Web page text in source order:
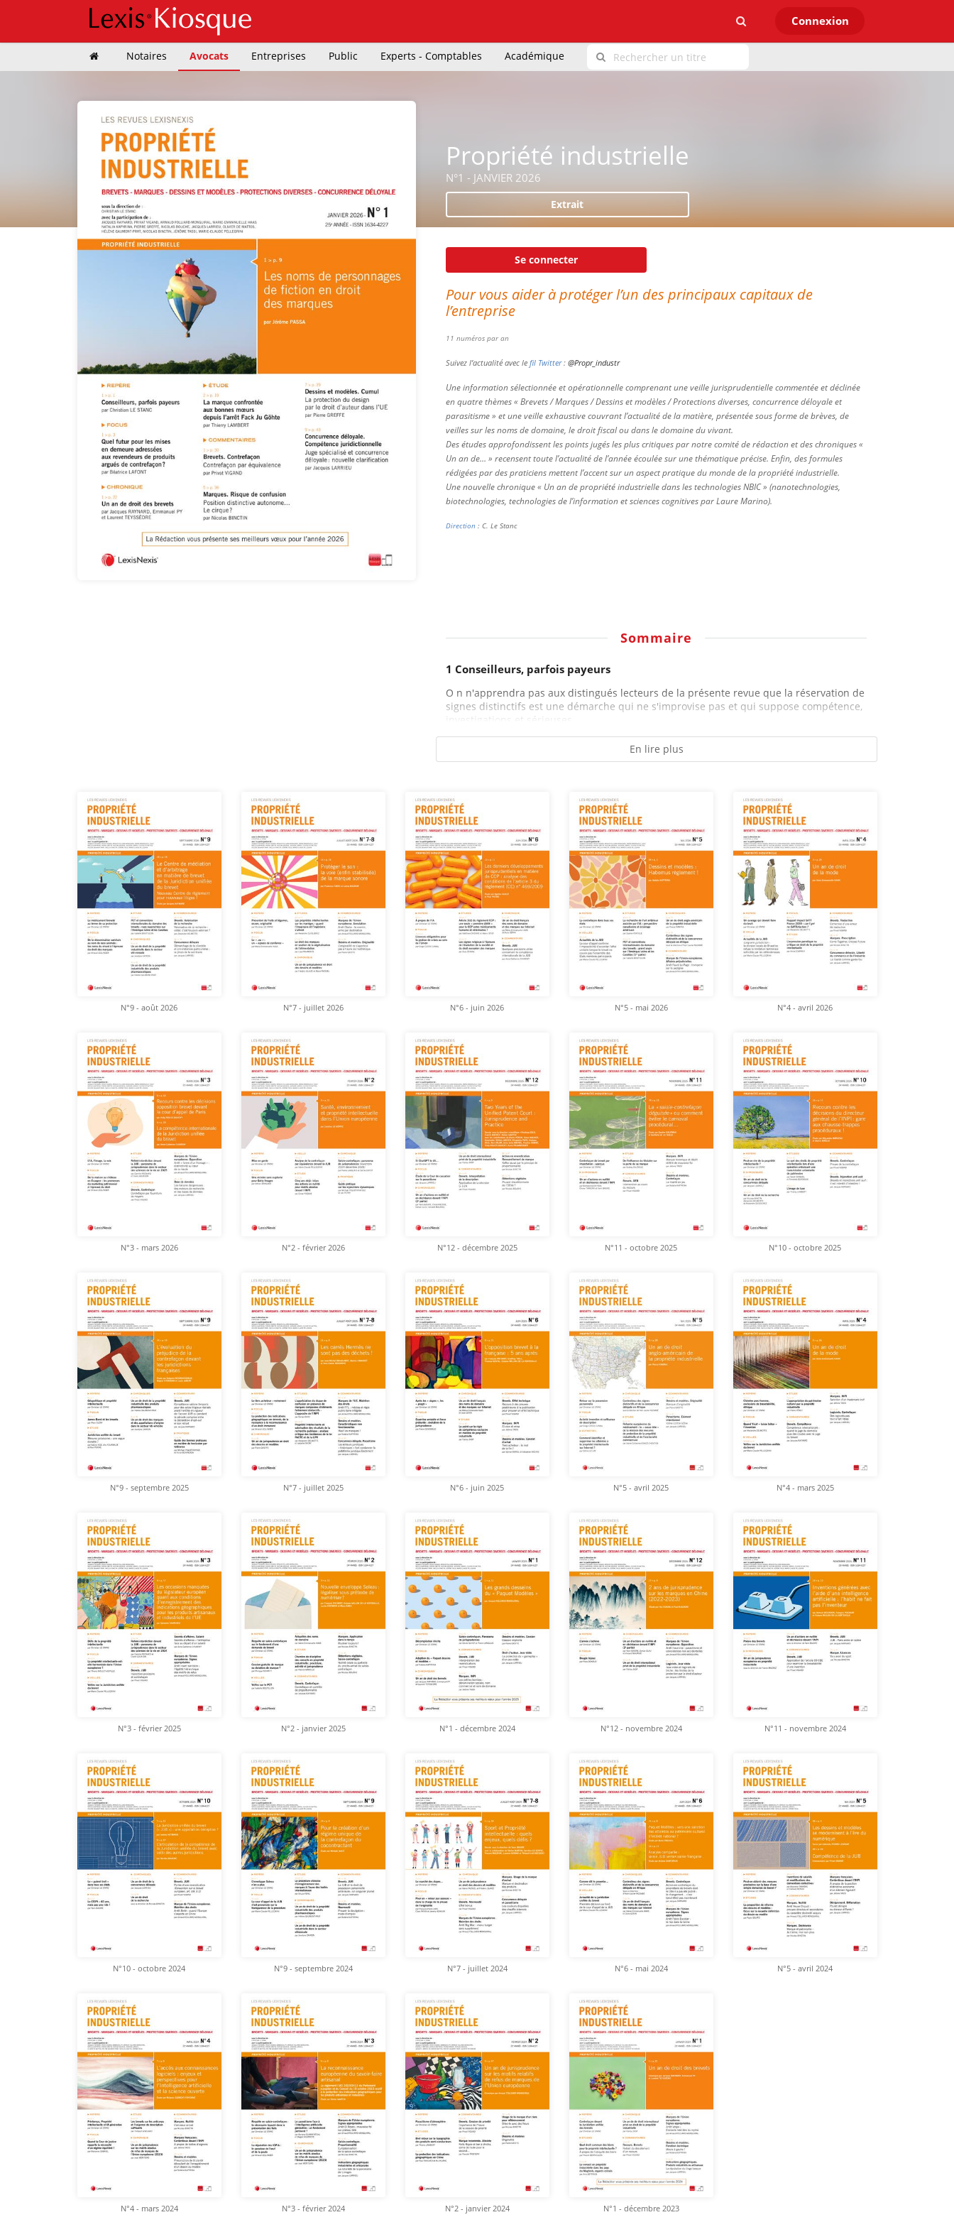
Connexion
Notaires Avocats Entreprises Public Experts - Comptables Académique
Propriété industrielle
N°1 - JANVIER 2026
Extrait
Se connecter
Pour vous aider à protéger l’un des principaux capitaux de
l’entreprise
11 numéros par an
Suivez l’actualité avec lefil Twitter: @Propr_industr
Une information sélectionnée et opérationnelle comprenant une veille jurisprudentielle commentée et déclinée
en quatre thèmes « Brevets / Marques / Dessins et modèles / Protections diverses, concurrence déloyale et
parasitisme » et une veille exhaustive couvrant l’actualité de la matière, présentée sous forme de brèves, de
veilles sur les noms de domaine, le droit fiscal ou dans le domaine du vivant.
Des études approfondissent les points jugés les plus critiques par notre comité de rédaction et des chroniques «
Un an de… » recensent toute l’actualité de l’année écoulée sur une thématique précise. Enfin, des formules
rédigées par des praticiens mettent l’accent sur un aspect pratique du monde de la propriété industrielle.
Une nouvelle chronique « Un an de propriété industrielle dans les technologies NBIC » (nanotechnologies,
biotechnologies, technologies de l’information et sciences cognitives par Laure Marino).
Direction: C. Le Stanc
Sommaire
1 Conseilleurs, parfois payeurs
O n n'apprendra pas aux distingués lecteurs de la présente revue que la réservation de
signes distinctifs est une démarche qui ne s'improvise pas et qui suppose compétence,
investigations et sérieuses...
En lire plus
N°9 - août 2026 N°7 - juillet 2026 N°6 - juin 2026 N°5 - mai 2026 N°4 - avril 2026
N°3 - mars 2026 N°2 - février 2026 N°12 - décembre 2025 N°11 - octobre 2025 N°10 - octobre 2025
N°9 - septembre 2025 N°7 - juillet 2025 N°6 - juin 2025 N°5 - avril 2025 N°4 - mars 2025
N°3 - février 2025 N°2 - janvier 2025 N°1 - décembre 2024 N°12 - novembre 2024 N°11 - novembre 2024
N°10 - octobre 2024 N°9 - septembre 2024 N°7 - juillet 2024 N°6 - mai 2024 N°5 - avril 2024
N°4 - mars 2024 N°3 - février 2024 N°2 - janvier 2024 N°1 - décembre 2023